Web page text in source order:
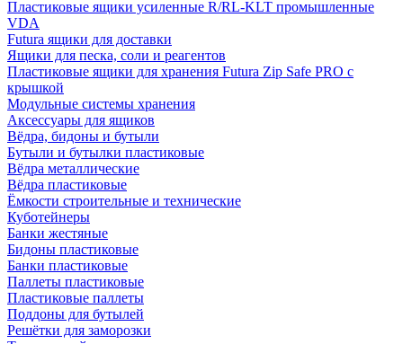
Пластиковые ящики усиленные R/RL-KLT промышленные
VDA
Futura ящики для доставки
Ящики для песка, соли и реагентов
Пластиковые ящики для хранения Futura Zip Safe PRO с
крышкой
Модульные системы хранения
Аксессуары для ящиков
Вёдра, бидоны и бутыли
Бутыли и бутылки пластиковые
Вёдра металлические
Вёдра пластиковые
Ёмкости строительные и технические
Куботейнеры
Банки жестяные
Бидоны пластиковые
Банки пластиковые
Паллеты пластиковые
Пластиковые паллеты
Поддоны для бутылей
Решётки для заморозки